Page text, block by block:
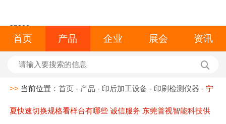
space
首页 产品 企业 展会 资讯
>> 当前位置：首页 - 产品 - 印后加工设备 - 印刷检测仪器 -宁
夏快速切换规格看样台有哪些 诚信服务 东莞普视智能科技供